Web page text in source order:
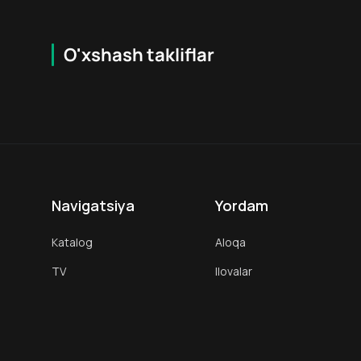
O'xshash takliflar
Navigatsiya
Katalog
TV
Yordam
Aloqa
Ilovalar